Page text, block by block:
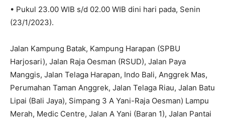
• Pukul 23.00 WIB s/d 02.00 WIB dini hari pada, Senin
(23/1/2023).
Jalan Kampung Batak, Kampung Harapan (SPBU
Harjosari), Jalan Raja Oesman (RSUD), Jalan Paya
Manggis, Jalan Telaga Harapan, Indo Bali, Anggrek Mas,
Perumahan Taman Anggrek, Jalan Telaga Riau, Jalan Batu
Lipai (Bali Jaya), Simpang 3 A Yani-Raja Oesman) Lampu
Merah, Medic Centre, Jalan A Yani (Baran 1), Jalan Pantai